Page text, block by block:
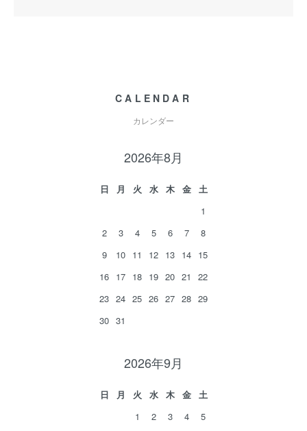
CALENDAR
カレンダー
2026年8月
日 月 火 水 木 金
土
1
2
3 4 5 6 7
8
9
10 11 12 13 14 15
16 17 18 19 20 21
22
23 24 25 26 27 28 29
30 31
2026年9月
日 月 火 水 木 金
土
1
2 3 4
5